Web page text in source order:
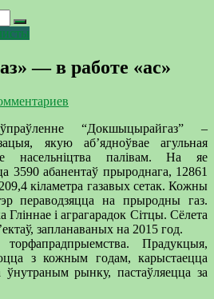
— в работе «ас»
“Докшыцырайгаз” –
якую аб’ядноўвае агульная
насельніцтва палівам. На яе
3590 абанентаў прыроднага, 12861
кіламетра газавых сетак. Кожны
пераводзяцца на прыродны газ.
Гліннае і аграгарадок Сітцы. Сёлета
запланаваных на 2015 год.
торфапрадпрыемства. Прадукцыя,
з кожным годам, карыстаецца
рынку, пастаўляецца за